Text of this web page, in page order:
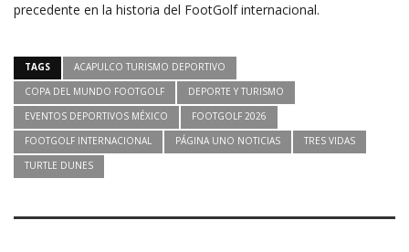
precedente en la historia del FootGolf internacional.
TAGS
ACAPULCO TURISMO DEPORTIVO
COPA DEL MUNDO FOOTGOLF
DEPORTE Y TURISMO
EVENTOS DEPORTIVOS MÉXICO
FOOTGOLF 2026
FOOTGOLF INTERNACIONAL
PÁGINA UNO NOTICIAS
TRES VIDAS
TURTLE DUNES